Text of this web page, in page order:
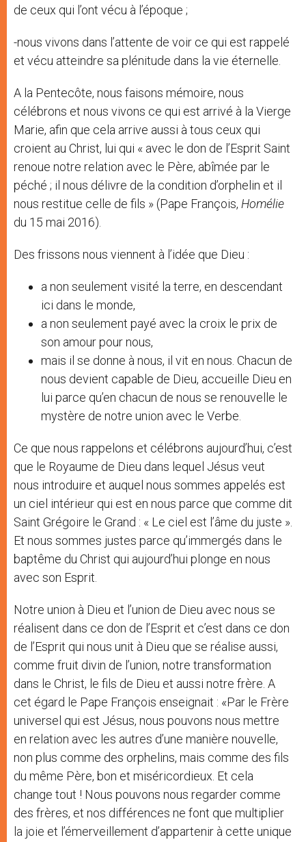
de ceux qui l’ont vécu à l’époque ;
-nous vivons dans l’attente de voir ce qui est rappelé
et vécu atteindre sa plénitude dans la vie éternelle.
A la Pentecôte, nous faisons mémoire, nous
célébrons et nous vivons ce qui est arrivé à la Vierge
Marie, afin que cela arrive aussi à tous ceux qui
croient au Christ, lui qui « avec le don de l’Esprit Saint
renoue notre relation avec le Père, abîmée par le
péché ; il nous délivre de la condition d’orphelin et il
nous restitue celle de fils » (Pape François, Homélie
du 15 mai 2016).
Des frissons nous viennent à l’idée que Dieu :
a non seulement visité la terre, en descendant
ici dans le monde,
a non seulement payé avec la croix le prix de
son amour pour nous,
mais il se donne à nous, il vit en nous. Chacun de
nous devient capable de Dieu, accueille Dieu en
lui parce qu’en chacun de nous se renouvelle le
mystère de notre union avec le Verbe.
Ce que nous rappelons et célébrons aujourd’hui, c’est
que le Royaume de Dieu dans lequel Jésus veut
nous introduire et auquel nous sommes appelés est
un ciel intérieur qui est en nous parce que comme dit
Saint Grégoire le Grand : « Le ciel est l’âme du juste ».
Et nous sommes justes parce qu’immergés dans le
baptême du Christ qui aujourd’hui plonge en nous
avec son Esprit.
Notre union à Dieu et l’union de Dieu avec nous se
réalisent dans ce don de l’Esprit et c’est dans ce don
de l’Esprit qui nous unit à Dieu que se réalise aussi,
comme fruit divin de l’union, notre transformation
dans le Christ, le fils de Dieu et aussi notre frère. A
cet égard le Pape François enseignait : «Par le Frère
universel qui est Jésus, nous pouvons nous mettre
en relation avec les autres d’une manière nouvelle,
non plus comme des orphelins, mais comme des fils
du même Père, bon et miséricordieux. Et cela
change tout ! Nous pouvons nous regarder comme
des frères, et nos différences ne font que multiplier
la joie et l’émerveillement d’appartenir à cette unique